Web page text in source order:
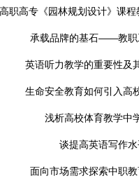
高职高专《园林规划设计》课程
承载品牌的基石——教职
英语听力教学的重要性及
生命安全教育如何引入高
浅析高校体育教学中
谈提高英语写作水
面向市场需求探索中职教